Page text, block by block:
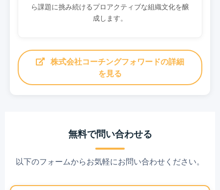
ら課題に挑み続けるプロアクティブな組織文化を醸
成します。
株式会社コーチングフォワードの詳細
を見る
無料で問い合わせる
以下のフォームからお気軽にお問い合わせください。